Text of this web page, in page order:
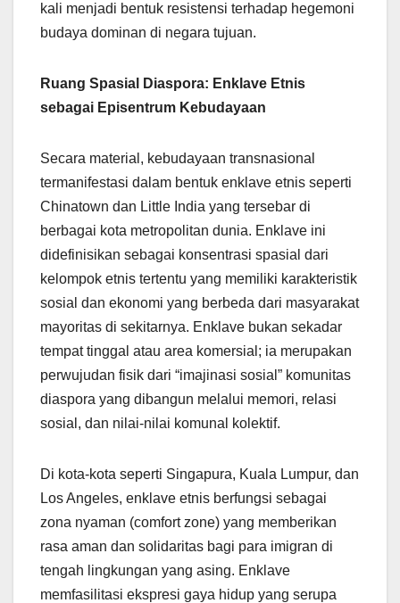
kali menjadi bentuk resistensi terhadap hegemoni
budaya dominan di negara tujuan.
Ruang Spasial Diaspora: Enklave Etnis
sebagai Episentrum Kebudayaan
Secara material, kebudayaan transnasional
termanifestasi dalam bentuk enklave etnis seperti
Chinatown dan Little India yang tersebar di
berbagai kota metropolitan dunia. Enklave ini
didefinisikan sebagai konsentrasi spasial dari
kelompok etnis tertentu yang memiliki karakteristik
sosial dan ekonomi yang berbeda dari masyarakat
mayoritas di sekitarnya. Enklave bukan sekadar
tempat tinggal atau area komersial; ia merupakan
perwujudan fisik dari “imajinasi sosial” komunitas
diaspora yang dibangun melalui memori, relasi
sosial, dan nilai-nilai komunal kolektif.
Di kota-kota seperti Singapura, Kuala Lumpur, dan
Los Angeles, enklave etnis berfungsi sebagai
zona nyaman (comfort zone) yang memberikan
rasa aman dan solidaritas bagi para imigran di
tengah lingkungan yang asing. Enklave
memfasilitasi ekspresi gaya hidup yang serupa